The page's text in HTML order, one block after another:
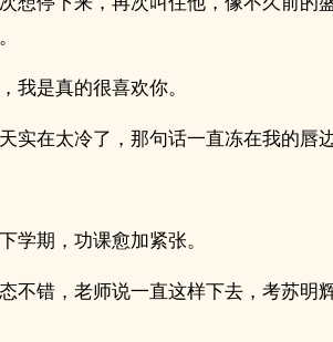
我是真的很喜欢你。
实在太冷了，那句话一直冻在我的唇
学期，功课愈加紧张。
不错，老师说一直这样下去，考苏明